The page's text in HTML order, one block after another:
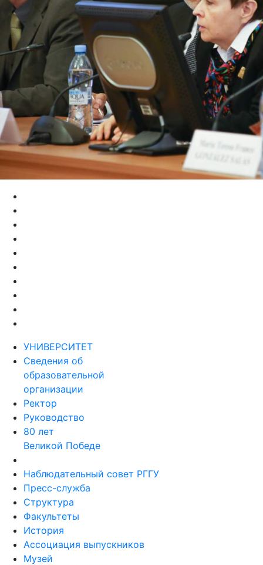
УНИВЕРСИТЕТ
Сведения об
образовательной
организации
Ректор
Руководство
80 лет
Великой Победе
Наблюдательный совет РГГУ
Пресс-служба
Структура
Факультеты
История
Ассоциация выпускников
Музей